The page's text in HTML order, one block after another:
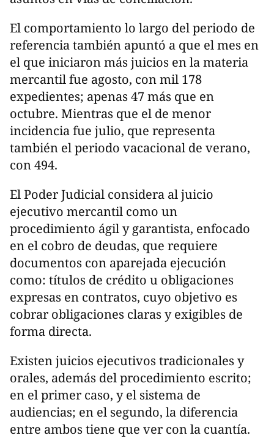
El comportamiento lo largo del periodo de
referencia también apuntó a que el mes en
el que iniciaron más juicios en la materia
mercantil fue agosto, con mil 178
expedientes; apenas 47 más que en
octubre. Mientras que el de menor
incidencia fue julio, que representa
también el periodo vacacional de verano,
con 494.
El Poder Judicial considera al juicio
ejecutivo mercantil como un
procedimiento ágil y garantista, enfocado
en el cobro de deudas, que requiere
documentos con aparejada ejecución
como: títulos de crédito u obligaciones
expresas en contratos, cuyo objetivo es
cobrar obligaciones claras y exigibles de
forma directa.
Existen juicios ejecutivos tradicionales y
orales, además del procedimiento escrito;
en el primer caso, y el sistema de
audiencias; en el segundo, la diferencia
entre ambos tiene que ver con la cuantía.